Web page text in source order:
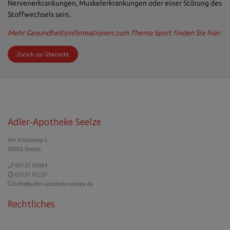
Zurück zur Übersicht
Nervenerkrankungen, Muskelerkrankungen oder einer Störung des
Stoffwechsels sein.
Mehr Gesundheitsinformationen zum Thema Sport finden Sie hier.
Adler-Apotheke Seelze
Am Kreuzweg 5
30926 Seelze
05137 93024
05137 92237
info@adler-apotheke-seelze.de
Rechtliches